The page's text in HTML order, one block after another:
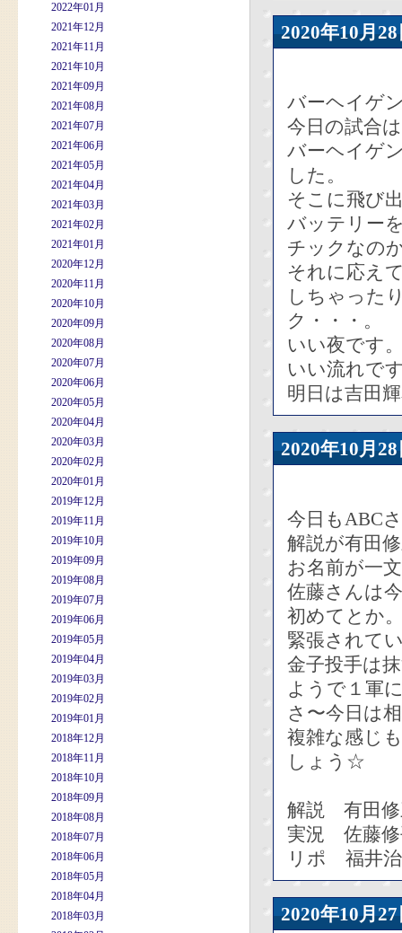
2022年01月
2021年12月
2021年11月
2021年10月
2021年09月
2021年08月
2021年07月
2021年06月
2021年05月
2021年04月
2021年03月
2021年02月
2021年01月
2020年12月
2020年11月
2020年10月
2020年09月
2020年08月
2020年07月
2020年06月
2020年05月
2020年04月
2020年03月
2020年02月
2020年01月
2019年12月
2019年11月
2019年10月
2019年09月
2019年08月
2019年07月
2019年06月
2019年05月
2019年04月
2019年03月
2019年02月
2019年01月
2018年12月
2018年11月
2018年10月
2018年09月
2018年08月
2018年07月
2018年06月
2018年05月
2018年04月
2018年03月
2020年10
バーヘイゲ
今日の試合
バーヘイゲ
した。
そこに飛び
バッテリー
チックなの
それに応え
しちゃった
ク・・・。
いい夜です
いい流れで
明日は吉田
2020年10
今日もABC
解説が有田
お名前が一
佐藤さんは
初めてとか
緊張されて
金子投手は
ようで１軍
さ〜今日は
複雑な感じ
しょう☆
解説 有田修
実況 佐藤修
リポ 福井
2020年10